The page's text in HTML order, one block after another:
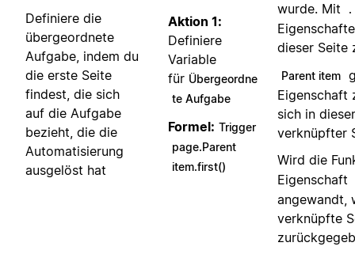
Definiere die
übergeordnete
Aufgabe, indem du
die erste Seite
findest, die sich
auf die Aufgabe
bezieht, die die
Automatisierung
ausgelöst hat
Aktion 1:
Definiere
Variable
für Übergeordne
te Aufgabe
Formel: Trigger
page.Parent
item.first()
wurde. Mit
.
dieser Seite
Parent item
Eigenschaft
sich in
verknüpfter
Wird die
Eigenschaft
angewandt,
verknüpfte